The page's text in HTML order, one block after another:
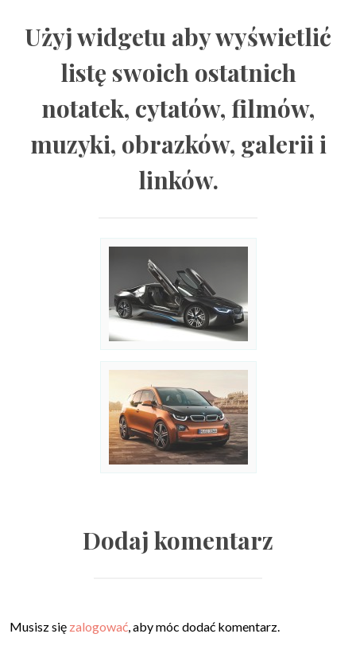
Użyj widgetu aby wyświetlić
listę swoich ostatnich
notatek, cytatów, filmów,
muzyki, obrazków, galerii i
linków.
Dodaj komentarz
Musisz się zalogować, aby móc dodać komentarz.